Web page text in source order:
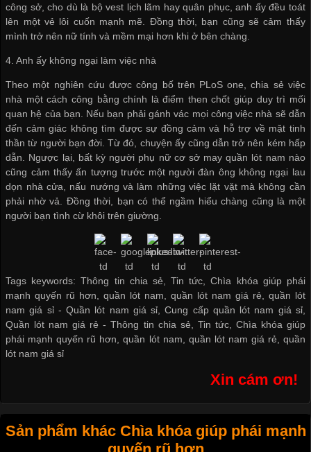
công sở, cho dù là bộ vest lịch lãm hay quân phục, anh ấy đều toát
lên một vẻ lôi cuốn mạnh mẽ. Đồng thời, bạn cũng sẽ cảm thấy
mình trở nên nữ tính và mềm mại hơn khi ở bên chàng.
4. Anh ấy không ngại làm việc nhà
Theo một nghiên cứu được công bố trên PLoS one, chia sẻ việc
nhà một cách công bằng chính là điểm then chốt giúp duy trì mối
quan hệ của bạn. Nếu bạn phải gánh vác mọi công việc nhà sẽ dẫn
đến cảm giác không tìm được sự đồng cảm và hỗ trợ về mặt tinh
thần từ người bạn đời. Từ đó, chuyện ấy cũng dẫn trở nên kém hấp
dẫn. Ngược lại, bất kỳ người phụ nữ cơ sở may quần lót nam nào
cũng cảm thấy ấn tượng trước một người đàn ông không ngại lau
dọn nhà cửa, nấu nướng và làm những việc lặt vặt mà không cần
phải nhờ vả. Đồng thời, bạn có thể ngầm hiểu chàng cũng là một
người bạn tình cừ khôi trên giường.
Tags keywords: Thông tin chia sẻ, Tin tức, Chìa khóa giúp phái
mạnh quyến rũ hơn, quần lót nam, quần lót nam giá rẻ, quần lót
nam giá sỉ -Quần lót nam giá sỉ ,Cung cấp quần lót nam giá sỉ,
Quần lót nam giá rẻ -Thông tin chia sẻ Tin tức, Chìa khóa giúp
phái mạnh quyến rũ hơn ,quần lót nam quần lót nam giá rẻ
quần
lót nam giá sỉ
Xin cám ơn!
Sản phẩm khác Chìa khóa giúp phái mạnh